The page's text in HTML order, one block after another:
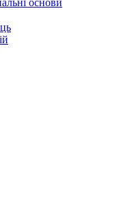
основи